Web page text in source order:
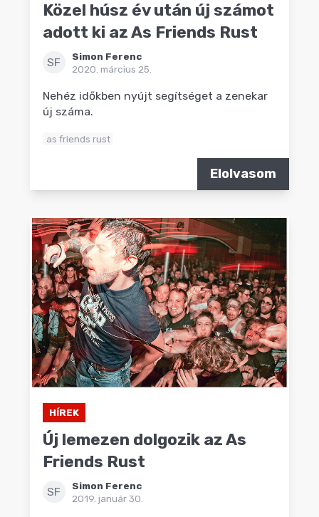
Közel húsz év után új számot
adott ki az As Friends Rust
SF
Simon Ferenc
2020. március 25.
Nehéz időkben nyújt segítséget a zenekar
új száma.
as friends rust
Elolvasom
HÍREK
Új lemezen dolgozik az As
Friends Rust
SF
Simon Ferenc
2019. január 30.